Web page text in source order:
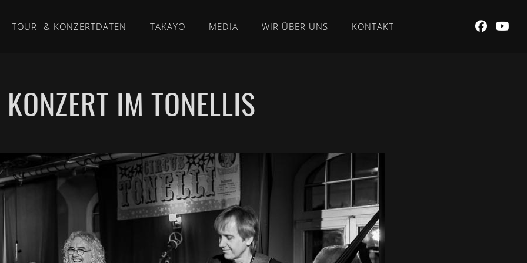
TOUR- & KONZERTDATEN TAKAYO MEDIA WIR ÜBER UNS KONTAKT
KONZERT IM TONELLIS